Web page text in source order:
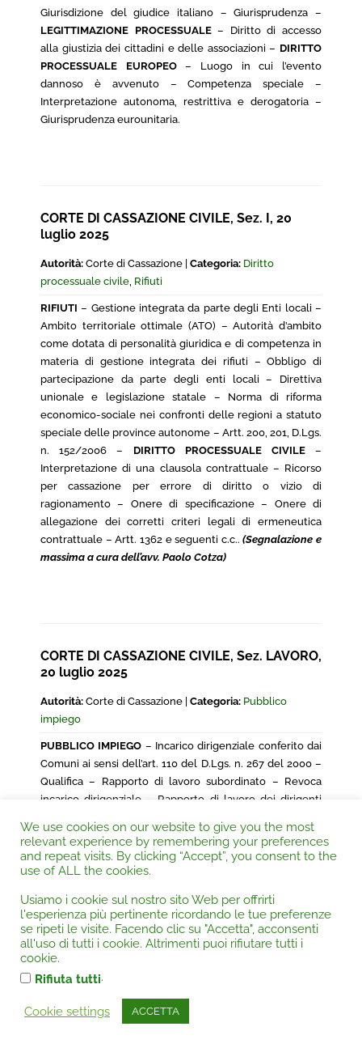
Giurisdizione del giudice italiano – Giurisprudenza –
LEGITTIMAZIONE PROCESSUALE– Diritto di accesso
alla giustizia dei cittadini e delle associazioni – DIRITTO
PROCESSUALE EUROPEO– Luogo in cui l’evento
dannoso è avvenuto – Competenza speciale –
Interpretazione autonoma, restrittiva e derogatoria –
Giurisprudenza eurounitaria.
CORTE DI CASSAZIONE CIVILE, Sez. I, 20
luglio 2025
Autorità: Corte di Cassazione | Categoria: Diritto
processuale civile, Rifiuti
RIFIUTI – Gestione integrata da parte degli Enti locali –
Ambito territoriale ottimale (ATO) – Autorità d’ambito
come dotata di personalità giuridica e di competenza in
materia di gestione integrata dei rifiuti – Obbligo di
partecipazione da parte degli enti locali – Direttiva
unionale e legislazione statale – Norma di riforma
economico-sociale nei confronti delle regioni a statuto
speciale delle province autonome – Artt. 200, 201, D.Lgs.
n. 152/2006 – DIRITTO PROCESSUALE CIVILE–
Interpretazione di una clausola contrattuale – Ricorso
per cassazione per errore di diritto o vizio di
ragionamento – Onere di specificazione – Onere di
allegazione dei corretti criteri legali di ermeneutica
contrattuale – Artt. 1362 e seguenti c.c.. (Segnalazione e
massima a cura dell’avv. Paolo Cotza)
CORTE DI CASSAZIONE CIVILE, Sez. LAVORO,
20 luglio 2025
Autorità: Corte di Cassazione | Categoria: Pubblico
impiego
PUBBLICO IMPIEGO – Incarico dirigenziale conferito dai
Comuni ai sensi dell’art. 110 del D.Lgs. n. 267 del 2000 –
Qualifica – Rapporto di lavoro subordinato – Revoca
incarico dirigenziale – Rapporto di lavoro dei dirigenti
determinato – Raggiungimento di obiettivi –
Applicazione della contrattazione collettiva nazionale
decentrata per il personale degli enti locali –
del rapporto – Artt. 50, 110 TUEL, 19 d.lgs. n. 165/2001 e
2237 c.c..(Segnalazione e massime a cura dell’avv. Paolo
Cotza)
We use cookies on our website to give you the most
relevant experience by remembering your preferences
and repeat visits. By clicking “Accept”, you consent to the
use of ALL the cookies.
Usiamo i cookie sul nostro sito Web per offrirti
l'esperienza più pertinente ricordando le tue preferenze
se ripeti le visite. Facendo clic su "Accetta", acconsenti
all'uso di tutti i cookie. Altrimenti puoi rifiutare tutti i
cookie.
Rifiuta tutti.
Cookie settings ACCETTA